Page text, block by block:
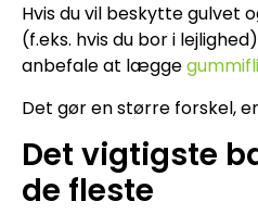
Hvis du vil beskytte gulvet
(f.eks. hvis du bor i
anbefale at lægge
Det gør en større forskel,
Det vigtigste
de fleste